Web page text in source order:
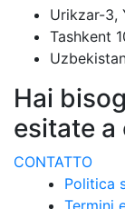
Urikzar-3,
Tashkent
Hai
esitate
CONTATTO
Politica
Termini